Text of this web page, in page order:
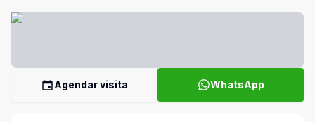
Agendar visita WhatsApp